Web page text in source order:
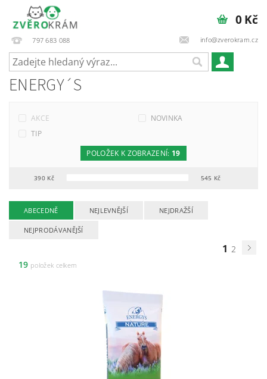
797 683 088 info@zverokram.cz
0 Kč
ENERGY´S
AKCE
NOVINKA
TIP
390Kč 545 Kč
POLOŽEK K ZOBRAZENÍ: 19
ABECEDNĚ NEJLEVNĚJŠÍ NEJDRAŽŠÍ
NEJPRODÁVANĚJŠÍ
1 2
19 položek celkem